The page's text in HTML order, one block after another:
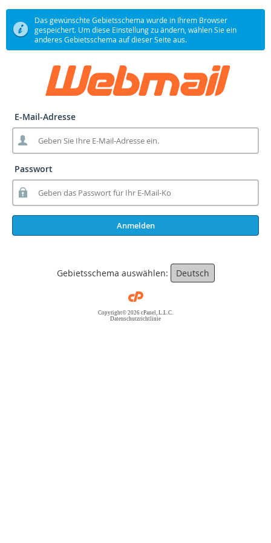
Das gewünschte Gebietsschema wurde in Ihrem Browser
gespeichert. Um diese Einstellung zu ändern, wählen Sie ein
anderes Gebietsschema auf dieser Seite aus.
E-Mail-Adresse
Passwort
Anmelden
Gebietsschema auswählen: Deutsch
Copyright© 2026 cPanel, L.L.C.
Datenschutzrichtlinie